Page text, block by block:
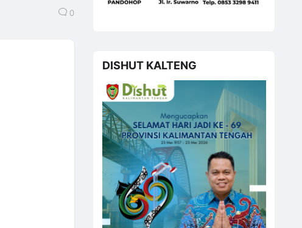
0
DISHUT KALTENG